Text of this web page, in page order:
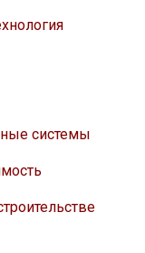
системы